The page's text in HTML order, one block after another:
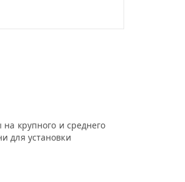
крупного и среднего
для установки